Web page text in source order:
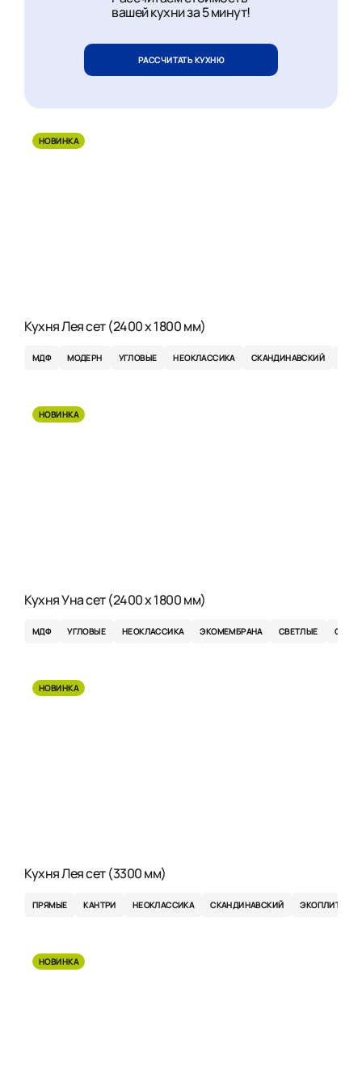
вашей кухни за 5 минут!
РАССЧИТАТЬ КУХНЮ
НОВИНКА
Кухня Лея сет (2400 x 1800 мм)
МДФ МОДЕРН УГЛОВЫЕ НЕОКЛАССИКА СКАНДИНАВСКИЙ
НОВИНКА
Кухня Уна сет (2400 x 1800 мм)
МДФ УГЛОВЫЕ НЕОКЛАССИКА ЭКОМЕМБРАНА СВЕТЛЫЕ СЕРЫЕ
НОВИНКА
Кухня Лея сет (3300 мм)
ПРЯМЫЕ КАНТРИ НЕОКЛАССИКА СКАНДИНАВСКИЙ ЭКОПЛИТА
НОВИНКА